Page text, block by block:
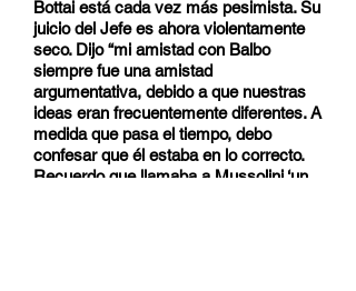
Bottai está cada vez más pesimista. Su
juicio del Jefe es ahora violentamente
seco. Dijo “mi amistad con Balbo
siempre fue una amistad
argumentativa, debido a que nuestras
ideas eran frecuentemente diferentes. A
medida que pasa el tiempo, debo
confesar que él estaba en lo correcto.
Recuerdo que llamaba a Mussolini ‘un